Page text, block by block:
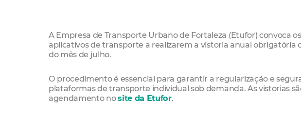
A Empresa de Transporte Urbano de Fortaleza (Etufor) convoca
aplicativos de transporte a realizarem a vistoria anual obrigatória
do mês de julho.
O procedimento é essencial para garantir a regularização e
plataformas de transporte individual sob demanda. As vistorias
agendamento nosite da Etufor.